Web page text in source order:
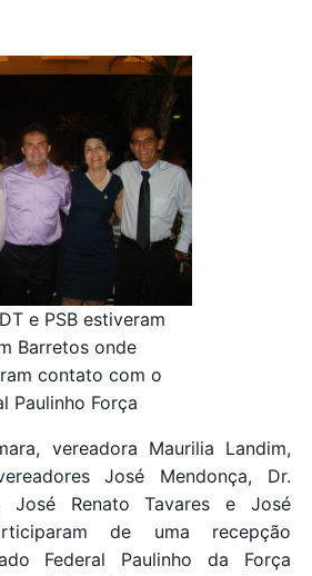
e PSB estiveram
Barretos onde
contato com o
Paulinho Força
vereadora Maurilia Landim,
José Mendonça, Dr.
José Renato Tavares e José
de uma recepção
Federal Paulinho da Força